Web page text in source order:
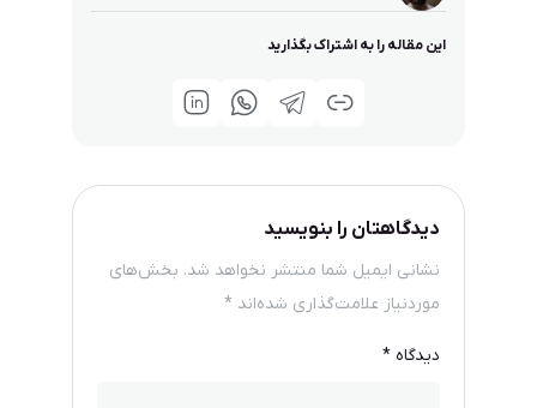
این مقاله را به اشتراک بگذارید
دیدگاهتان را بنویسید
نشانی ایمیل شما منتشر نخواهد شد. بخش‌های
موردنیاز علامت‌گذاری شده‌اند *
دیدگاه *